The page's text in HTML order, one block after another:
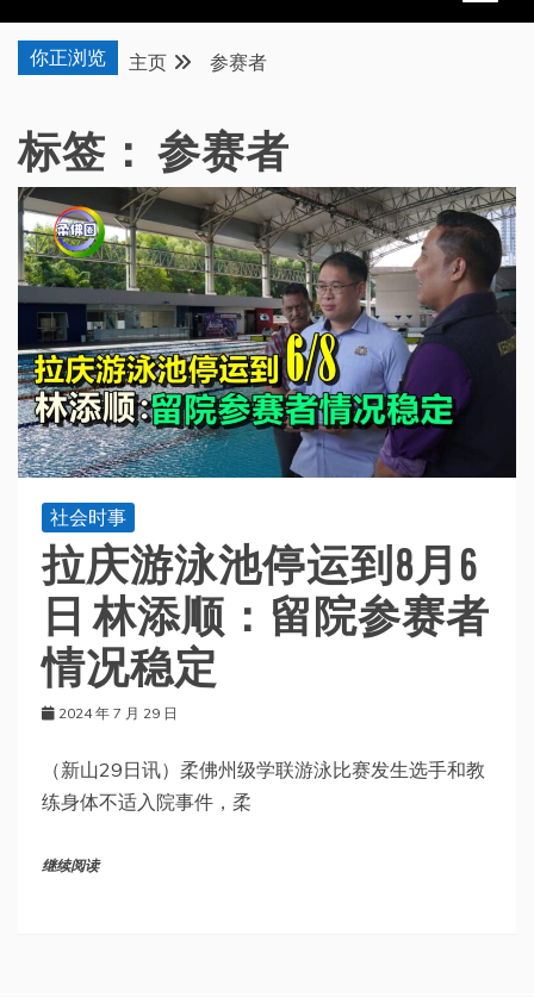
你正浏览 主页 参赛者
标签： 参赛者
社会时事
拉庆游泳池停运到8月6
日 林添顺：留院参赛者
情况稳定
2024 年 7 月 29 日
（新山29日讯）柔佛州级学联游泳比赛发生选手和教
练身体不适入院事件，柔
继续阅读